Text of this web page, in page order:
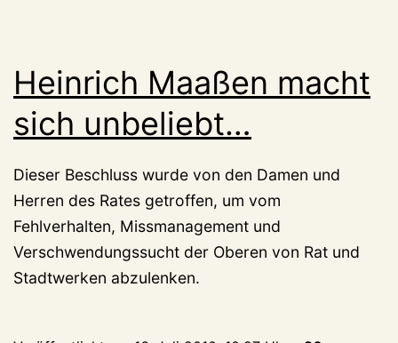
Heinrich Maaßen macht
sich unbeliebt…
Dieser Beschluss wurde von den Damen und
Herren des Rates getroffen, um vom
Fehlverhalten, Missmanagement und
Verschwendungssucht der Oberen von Rat und
Stadtwerken abzulenken.